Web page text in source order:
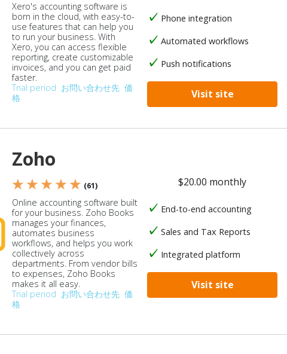
Xero's accounting software is
born in the cloud, with easy-to-
use features that can help you
to run your business. With
Xero, you can access flexible
reporting, create customizable
invoices, and you can get paid
faster.
Trial period お問い合わせ先 価
格
Phone integration
Automated workflows
Push notifications
Visit site
Zoho
★ ★ ★ ★ ★ (61)
Online accounting software built
for your business. Zoho Books
manages your finances,
automates business
workflows, and helps you work
collectively across
departments. From vendor bills
to expenses, Zoho Books
makes it all easy.
Trial period お問い合わせ先 価
格
$20.00 monthly
End-to-end accounting
Sales and Tax Reports
Integrated platform
Visit site